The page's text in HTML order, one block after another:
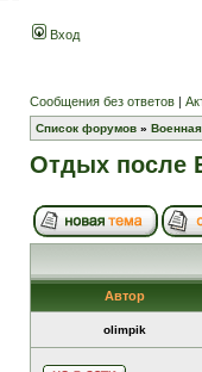
Вход
Сообщения без ответов |
Список форумов »
Отдых после
Автор
olimpik